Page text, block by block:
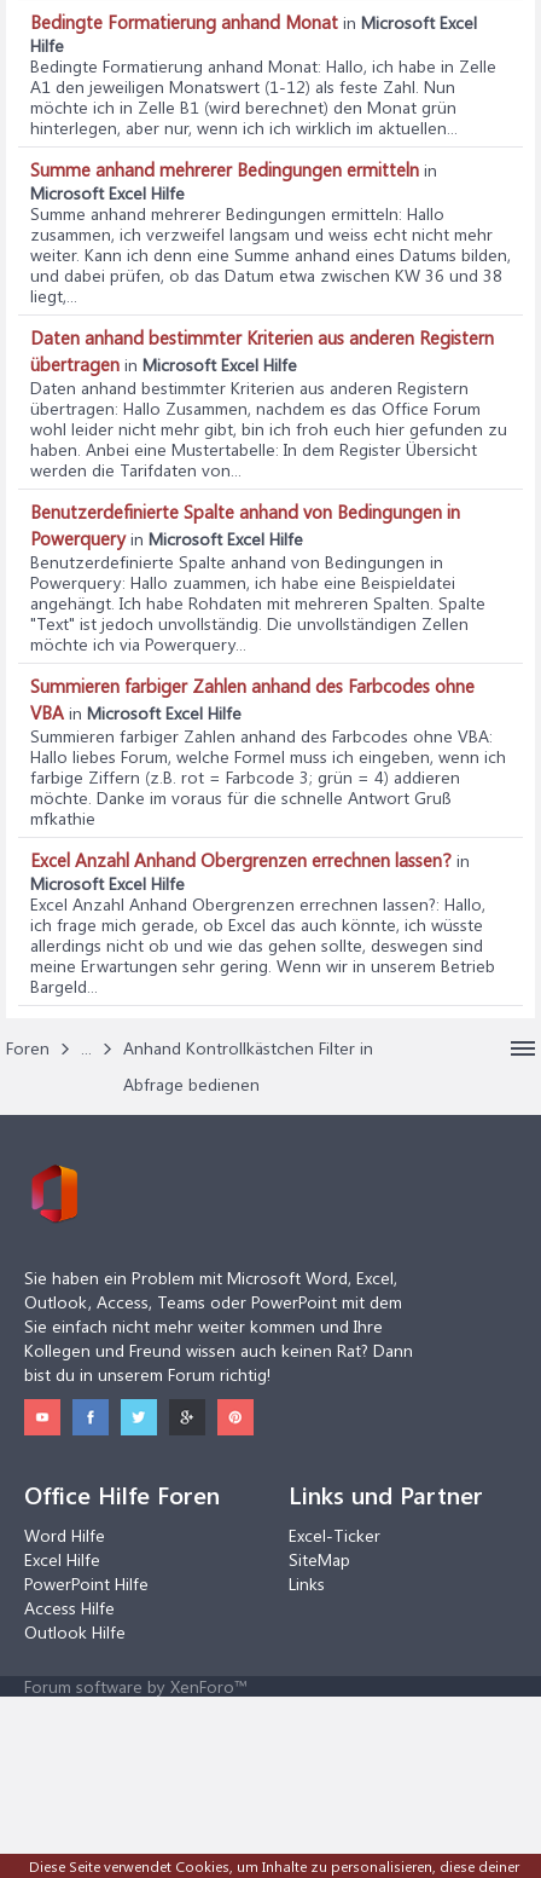
Bedingte Formatierung anhand Monat in Microsoft Excel
Hilfe
Bedingte Formatierung anhand Monat: Hallo, ich habe in Zelle
A1 den jeweiligen Monatswert (1-12) als feste Zahl. Nun
möchte ich in Zelle B1 (wird berechnet) den Monat grün
hinterlegen, aber nur, wenn ich ich wirklich im aktuellen...
Summe anhand mehrerer Bedingungen ermitteln in
Microsoft Excel Hilfe
Summe anhand mehrerer Bedingungen ermitteln: Hallo
zusammen, ich verzweifel langsam und weiss echt nicht mehr
weiter. Kann ich denn eine Summe anhand eines Datums bilden,
und dabei prüfen, ob das Datum etwa zwischen KW 36 und 38
liegt,...
Daten anhand bestimmter Kriterien aus anderen Registern
übertragen in Microsoft Excel Hilfe
Daten anhand bestimmter Kriterien aus anderen Registern
übertragen: Hallo Zusammen, nachdem es das Office Forum
wohl leider nicht mehr gibt, bin ich froh euch hier gefunden zu
haben. Anbei eine Mustertabelle: In dem Register Übersicht
werden die Tarifdaten von...
Benutzerdefinierte Spalte anhand von Bedingungen in
Powerqueryin Microsoft Excel Hilfe
Benutzerdefinierte Spalte anhand von Bedingungen in
Powerquery: Hallo zuammen, ich habe eine Beispieldatei
angehängt. Ich habe Rohdaten mit mehreren Spalten. Spalte
"Text" ist jedoch unvollständig. Die unvollständigen Zellen
möchte ich via Powerquery...
Summieren farbiger Zahlen anhand des Farbcodes ohne
VBA in Microsoft Excel Hilfe
Summieren farbiger Zahlen anhand des Farbcodes ohne VBA:
Hallo liebes Forum, welche Formel muss ich eingeben, wenn ich
farbige Ziffern (z.B. rot = Farbcode 3; grün = 4) addieren
möchte. Danke im voraus für die schnelle Antwort Gruß
mfkathie
Excel Anzahl Anhand Obergrenzen errechnen lassen? in
Microsoft Excel Hilfe
Excel Anzahl Anhand Obergrenzen errechnen lassen?: Hallo,
ich frage mich gerade, ob Excel das auch könnte, ich wüsste
allerdings nicht ob und wie das gehen sollte, deswegen sind
meine Erwartungen sehr gering. Wenn wir in unserem Betrieb
Bargeld...
Foren ...
Anhand Kontrollkästchen Filter in
Abfrage bedienen
Sie haben ein Problem mit Microsoft Word, Excel,
Outlook, Access, Teams oder PowerPoint mit dem
Sie einfach nicht mehr weiter kommen und Ihre
Kollegen und Freund wissen auch keinen Rat? Dann
bist du in unserem Forum richtig!
Office Hilfe Foren
Word Hilfe
Excel Hilfe
PowerPoint Hilfe
Access Hilfe
Outlook Hilfe
Links und Partner
Excel-Ticker
SiteMap
Links
Forum software by XenForo™
Diese Seite verwendet Cookies, um Inhalte zu personalisieren, diese deiner